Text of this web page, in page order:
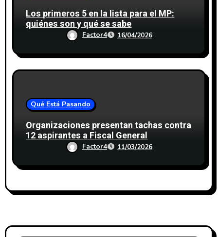
Los primeros 5 en la lista para el MP:
quiénes son y qué se sabe
Factor4 16/04/2026
Qué Está Pasando
Organizaciones presentan tachas contra
12 aspirantes a Fiscal General
Factor4 11/03/2026